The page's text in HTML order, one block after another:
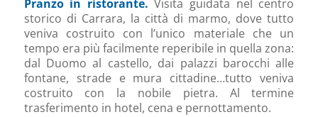
Pranzo in ristorante. Visita guidata nel centro
storico di Carrara, la città di marmo, dove tutto
veniva costruito con l’unico materiale che un
tempo era più facilmente reperibile in quella zona:
dal Duomo al castello, dai palazzi barocchi alle
fontane, strade e mura cittadine…tutto veniva
costruito con la nobile pietra. Al termine
trasferimento in hotel, cena e pernottamento.